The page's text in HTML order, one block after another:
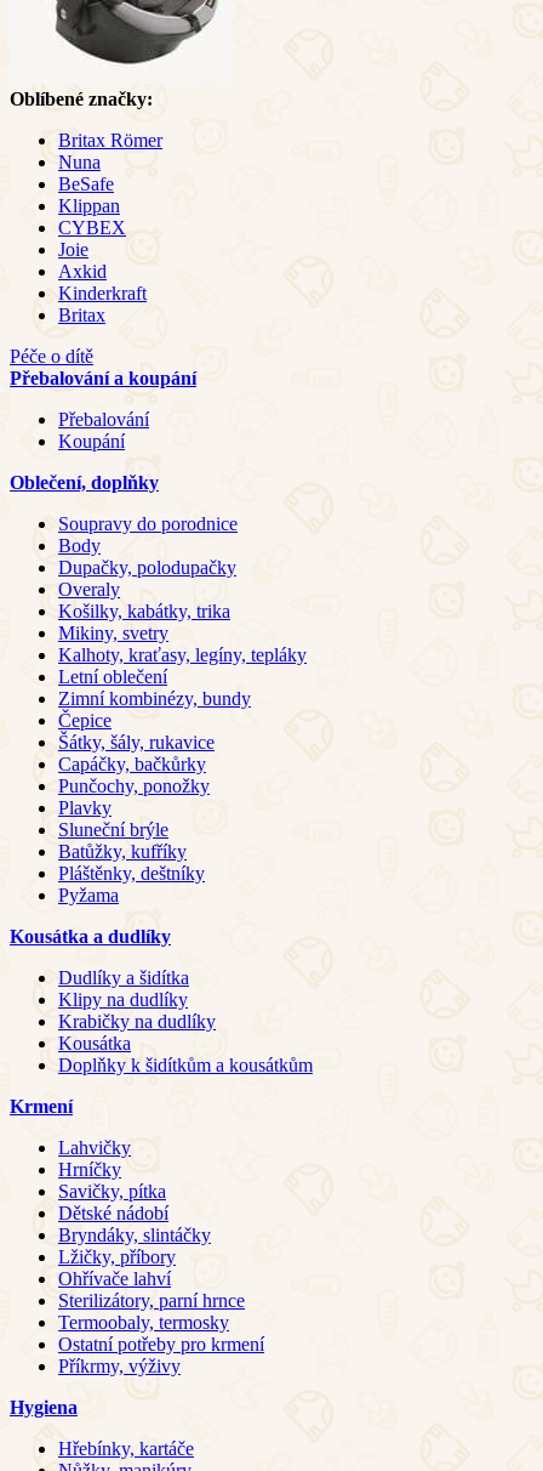
Oblíbené značky:
Britax Römer
Nuna
BeSafe
Klippan
CYBEX
Joie
Axkid
Kinderkraft
Britax
Péče o dítě
Přebalování a koupání
Přebalování
Koupání
Oblečení, doplňky
Soupravy do porodnice
Body
Dupačky, polodupačky
Overaly
Košilky, kabátky, trika
Mikiny, svetry
Kalhoty, kraťasy, legíny, tepláky
Letní oblečení
Zimní kombinézy, bundy
Čepice
Šátky, šály, rukavice
Capáčky, bačkůrky
Punčochy, ponožky
Plavky
Sluneční brýle
Batůžky, kufříky
Pláštěnky, deštníky
Pyžama
Kousátka a dudlíky
Dudlíky a šidítka
Klipy na dudlíky
Krabičky na dudlíky
Kousátka
Doplňky k šidítkům a kousátkům
Krmení
Lahvičky
Hrníčky
Savičky, pítka
Dětské nádobí
Bryndáky, slintáčky
Lžičky, příbory
Ohřívače lahví
Sterilizátory, parní hrnce
Termoobaly, termosky
Ostatní potřeby pro krmení
Příkrmy, výživy
Hygiena
Hřebínky, kartáče